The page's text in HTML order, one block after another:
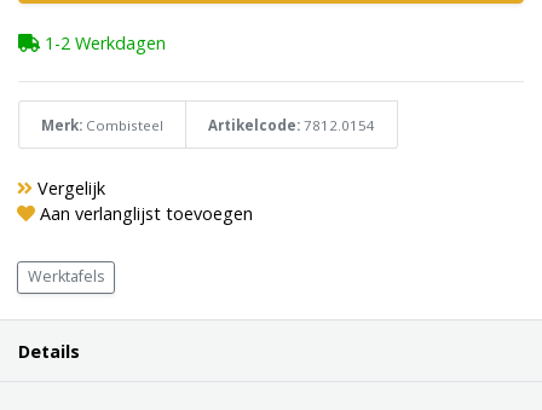
1-2 Werkdagen
Merk: Combisteel Artikelcode: 7812.0154
Vergelijk
Aan verlanglijst toevoegen
Werktafels
Details